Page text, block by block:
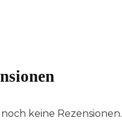
keine Rezensionen.